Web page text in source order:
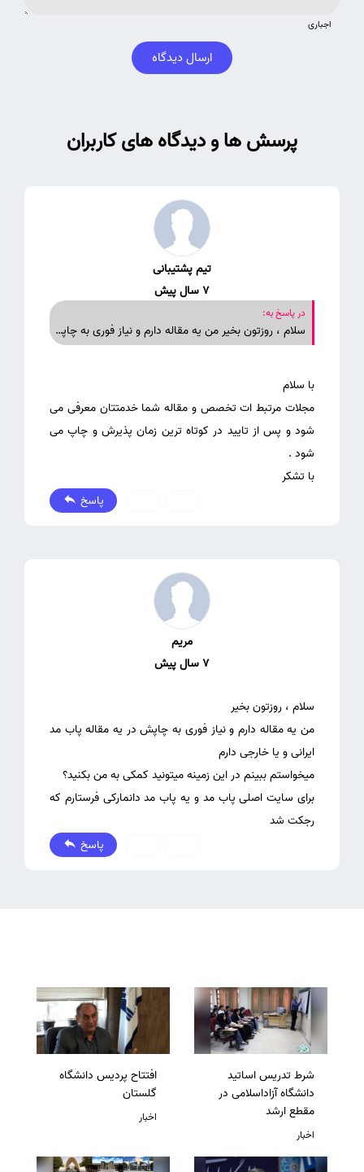
اجباری
ارسال دیدگاه
پرسش ها و دیدگاه های کاربران
تیم پشتیبانی
7 سال پیش
در پاسخ به:
سلام ، روزتون بخیر من یه مقاله دارم و نیاز فوری به چاپش در یه مقاله پاب مد ایرانی و یا خارجی دارم میخواستم ببینم در این زمینه میتونید کمکی به من بکنید؟ برای سایت اصلی پاب مد و یه پاب مد دانمارکی فرستارم که رجکت شد
مجلات مرتبط ات تخصص و مقاله شما خدمتتان معرفی می
شود و پس از تایید در کوتاه ترین زمان پذیرش و چاپ می
با تشکر
پاسخ
مریم
7 سال پیش
من یه مقاله دارم و نیاز فوری به چاپش در یه مقاله پاب مد
برای سایت اصلی پاب مد و یه پاب مد دانمارکی فرستارم که
رجکت شد
پاسخ
شرط تدریس اساتید
دانشگاه آزاداسلامی در
مقطع ارشد
اخبار
افتتاح پردیس دانشگاه
گلستان
اخبار